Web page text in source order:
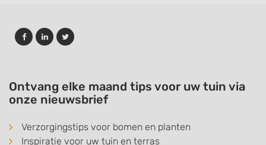
Ontvang elke maand tips voor uw tuin via
onze nieuwsbrief
Verzorgingstips voor bomen en planten
Inspiratie voor uw tuin en terras